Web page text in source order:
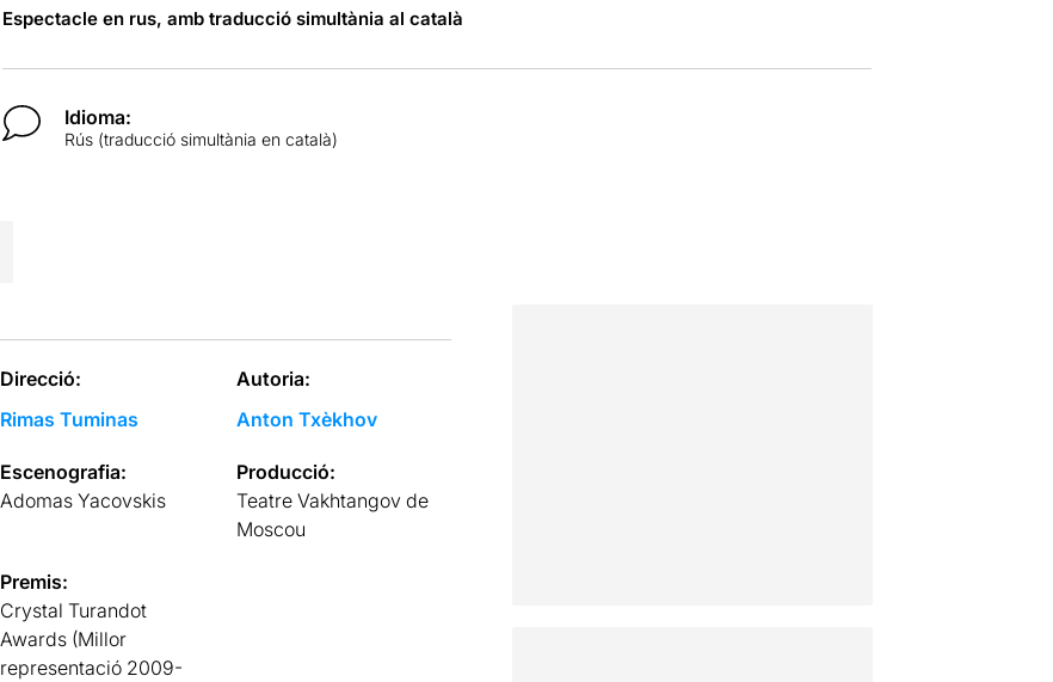
Espectacle en rus, amb traducció simultània al català
Idioma:
Rús (traducció simultània en català)
Direcció:
Rimas Tuminas
Autoria:
Anton Txèkhov
Escenografia:
Adomas Yacovskis
Producció:
Teatre Vakhtangov de
Moscou
Premis:
Crystal Turandot
Awards (Millor
representació 2009-